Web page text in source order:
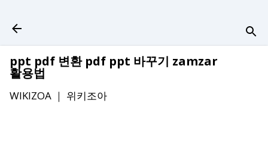
ppt pdf 변환 pdf ppt 바꾸기 zamzar
활용법
WIKIZOA ｜ 위키조아